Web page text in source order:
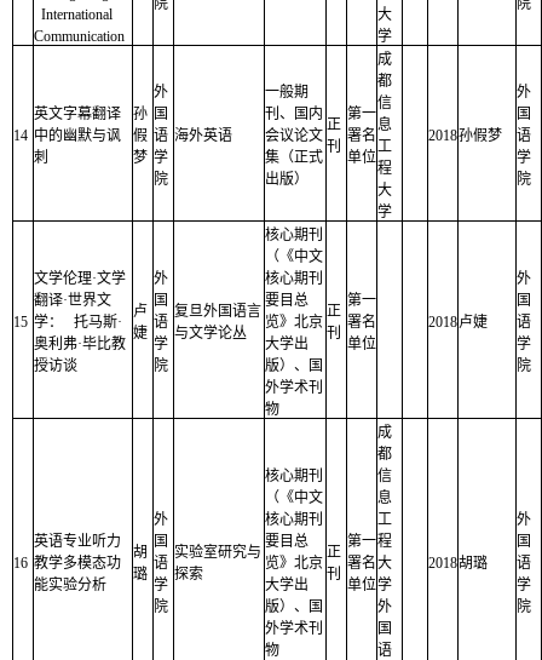
International
Communication
院
大
学
院
14
英文字幕翻译
中的幽默与讽
刺
孙
假
梦
外
国
语
学
院
海外英语
一般期
刊、国内
会议论文
集（正式
出版）
正
刊
第一
署名
单位
成
都
信
息
工
程
大
学
2018孙假梦
外
国
语
学
院
15
文学伦理·文学
翻译·世界文
学： 托马斯·
奥利弗·毕比教
授访谈
卢
婕
外
国
语
学
院
复旦外国语言
与文学论丛
核心期刊
（《中文
核心期刊
要目总
览》北京
大学出
版）、国
外学术刊
物
正
刊
第一
署名
单位
2018卢婕
外
国
语
学
院
16
英语专业听力
教学多模态功
能实验分析
胡
璐
外
国
语
学
院
实验室研究与
探索
核心期刊
（《中文
核心期刊
要目总
览》北京
大学出
版）、国
外学术刊
物
正
刊
第一
署名
单位
成
都
信
息
工
程
大
学
外
国
语
2018胡璐
外
国
语
学
院